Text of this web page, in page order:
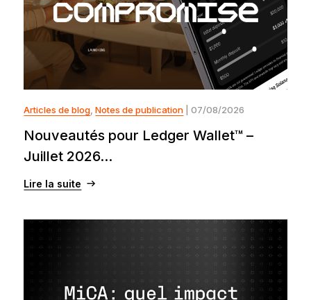
Articles de blog ,Notes de publication | 07/08/2026
Nouveautés pour Ledger Wallet™ –
Juillet 2026...
Lire la suite